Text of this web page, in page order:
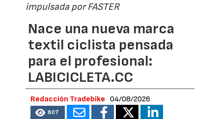
impulsada por FASTER
Nace una nueva marca
textil ciclista pensada
para el profesional:
LABICICLETA.CC
Redacción Tradebike 04/08/2026
807